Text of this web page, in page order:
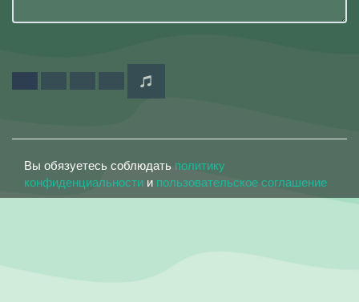
Вы обязуетесь соблюдать политику
конфиденциальности и пользовательское соглашение